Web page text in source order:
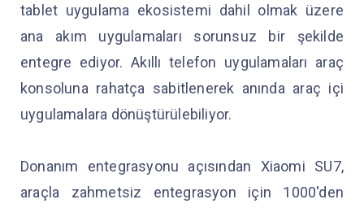
tablet uygulama ekosistemi dahil olmak üzere
ana akım uygulamaları sorunsuz bir şekilde
entegre ediyor. Akıllı telefon uygulamaları araç
konsoluna rahatça sabitlenerek anında araç içi
uygulamalara dönüştürülebiliyor.
Donanım entegrasyonu açısından Xiaomi SU7,
araçla zahmetsiz entegrasyon için 1000'den